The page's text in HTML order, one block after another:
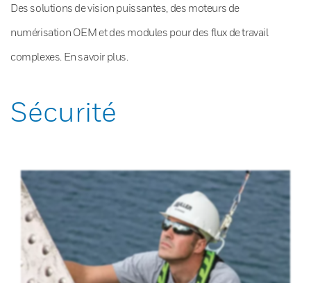
Des solutions de vision puissantes, des moteurs de
numérisation OEM et des modules pour des flux de travail
complexes. En savoir plus.
Sécurité